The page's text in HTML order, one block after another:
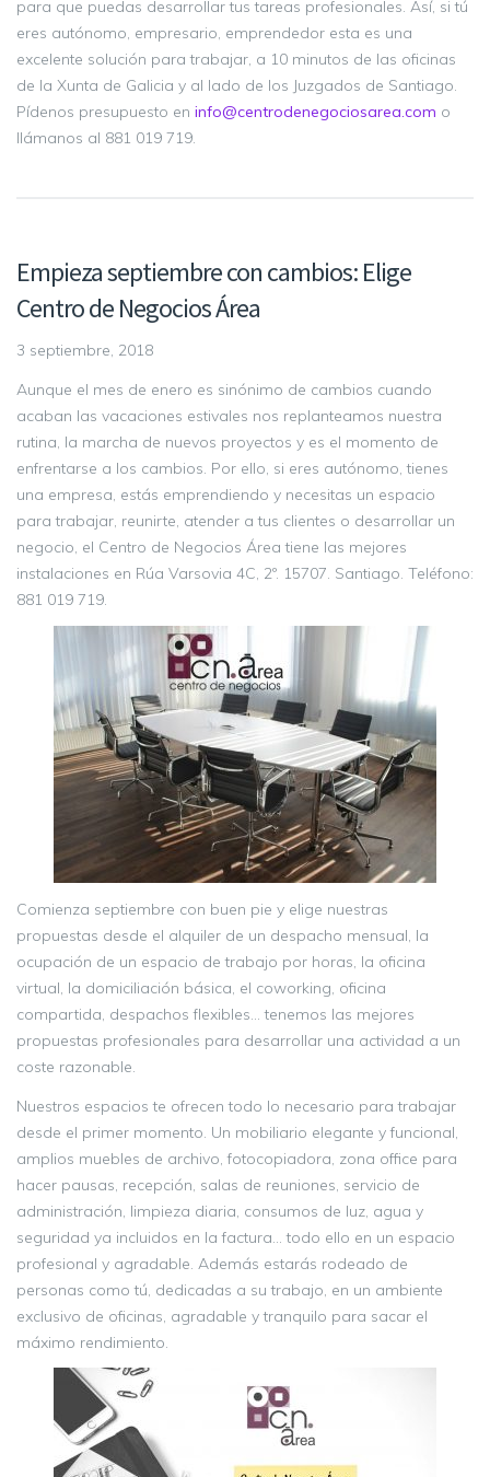
para que puedas desarrollar tus tareas profesionales. Así, si tú
eres autónomo, empresario, emprendedor esta es una
excelente solución para trabajar, a 10 minutos de las oficinas
de la Xunta de Galicia y al lado de los Juzgados de Santiago.
Pídenos presupuesto en info@centrodenegociosarea.com o
llámanos al 881 019 719.
Empieza septiembre con cambios: Elige
Centro de Negocios Área
3 septiembre, 2018
Aunque el mes de enero es sinónimo de cambios cuando
acaban las vacaciones estivales nos replanteamos nuestra
rutina, la marcha de nuevos proyectos y es el momento de
enfrentarse a los cambios. Por ello, si eres autónomo, tienes
una empresa, estás emprendiendo y necesitas un espacio
para trabajar, reunirte, atender a tus clientes o desarrollar un
negocio, el Centro de Negocios Área tiene las mejores
instalaciones en Rúa Varsovia 4C, 2º. 15707. Santiago. Teléfono:
881 019 719.
Comienza septiembre con buen pie y elige nuestras
propuestas desde el alquiler de un despacho mensual, la
ocupación de un espacio de trabajo por horas, la oficina
virtual, la domiciliación básica, el coworking, oficina
compartida, despachos flexibles… tenemos las mejores
propuestas profesionales para desarrollar una actividad a un
coste razonable.
Nuestros espacios te ofrecen todo lo necesario para trabajar
desde el primer momento. Un mobiliario elegante y funcional,
amplios muebles de archivo, fotocopiadora, zona office para
hacer pausas, recepción, salas de reuniones, servicio de
administración, limpieza diaria, consumos de luz, agua y
seguridad ya incluidos en la factura… todo ello en un espacio
profesional y agradable. Además estarás rodeado de
personas como tú, dedicadas a su trabajo, en un ambiente
exclusivo de oficinas, agradable y tranquilo para sacar el
máximo rendimiento.